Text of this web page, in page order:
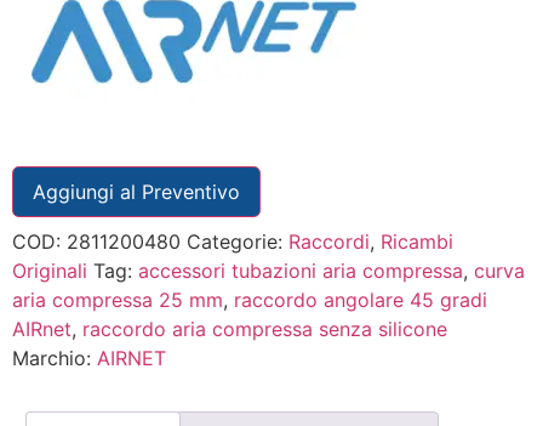
Aggiungi al Preventivo
COD: 2811200480 Categorie: Raccordi, Ricambi
Originali Tag: accessori tubazioni aria compressa, curva
aria compressa 25 mm, raccordo angolare 45 gradi
AIRnet, raccordo aria compressa senza silicone
Marchio: AIRNET